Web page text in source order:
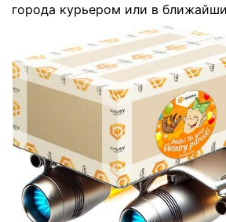
города курьером или в